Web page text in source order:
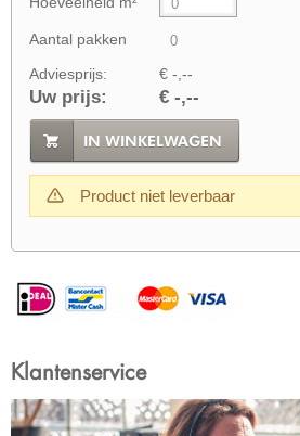
Aantal pakken
Adviesprijs: € -,--
Uw prijs: € -,--
IN WINKELWAGEN
Product niet leverbaar
Klantenservice